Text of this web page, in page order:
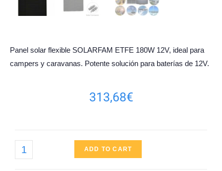
Panel solar flexible SOLARFAM ETFE 180W 12V, ideal para
campers y caravanas. Potente solución para baterías de 12V.
313,68€
ADD TO CART